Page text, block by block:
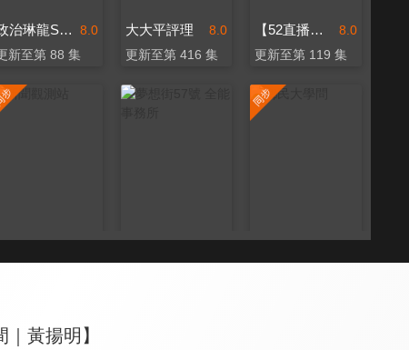
8.0
政治琳龍SAY
新至第 88 集
8.0
大大平評理
更新至第 416 集
8.0
【52直播間｜黃揚明】
更新至第 119 集
黃揚明】